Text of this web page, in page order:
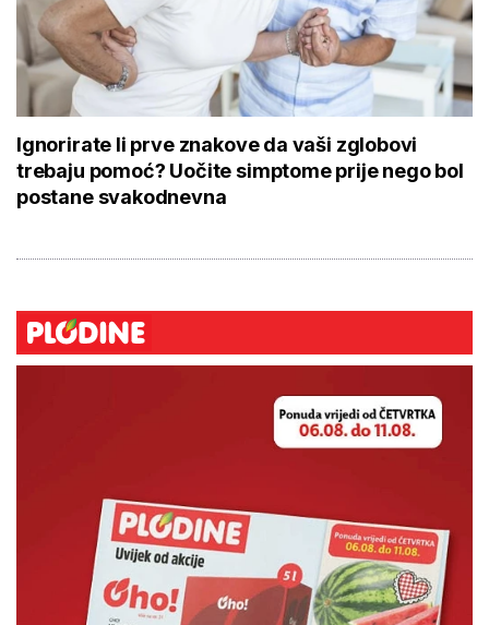
Ignorirate li prve znakove da vaši zglobovi
trebaju pomoć? Uočite simptome prije nego bol
postane svakodnevna